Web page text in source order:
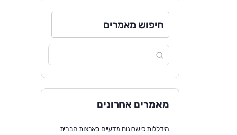
חיפוש מאמרים
מאמרים אחרונים
הידללות כישרונות מדעיים בארצות הברית